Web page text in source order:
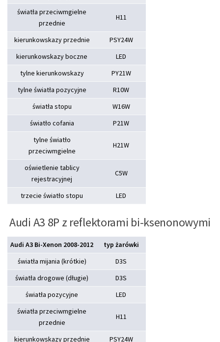
światła przeciwmgielne
przednie
H11
kierunkowskazy przednie
PSY24W
kierunkowskazy boczne
LED
tylne kierunkowskazy
PY21W
tylne światła pozycyjne
R10W
światła stopu
W16W
światło cofania
P21W
tylne światło
przeciwmgielne
H21W
oświetlenie tablicy
rejestracyjnej
C5W
trzecie światło stopu LED
Audi A3 8P z reflektorami bi-ksenonowymi
Audi A3 Bi-Xenon 2008-2012
typ żarówki
światła mijania (krótkie)
D3S
światła drogowe (długie)
D3S
światła pozycyjne
LED
światła przeciwmgielne
przednie
H11
kierunkowskazy przednie PSY24W